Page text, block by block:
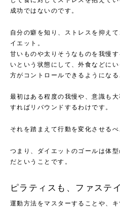
成功ではないのです。
自分の癖を知り、ストレスを抑え
イエット。
甘いものや太りそうなものを我慢
いという状態にして、外食などに
方がコントロールできるようになる
最初はある程度の我慢や、意識も
すればリバウンドするわけです。
それを踏まえて行動を変化させるべ
つまり、ダイエットのゴールは体
だということです。
ピラティスも、ファステ
運動方法をマスターすることや、